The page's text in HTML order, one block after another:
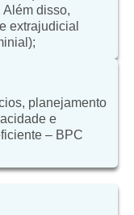
Além disso,
extrajudicial
planejamento
e
– BPC